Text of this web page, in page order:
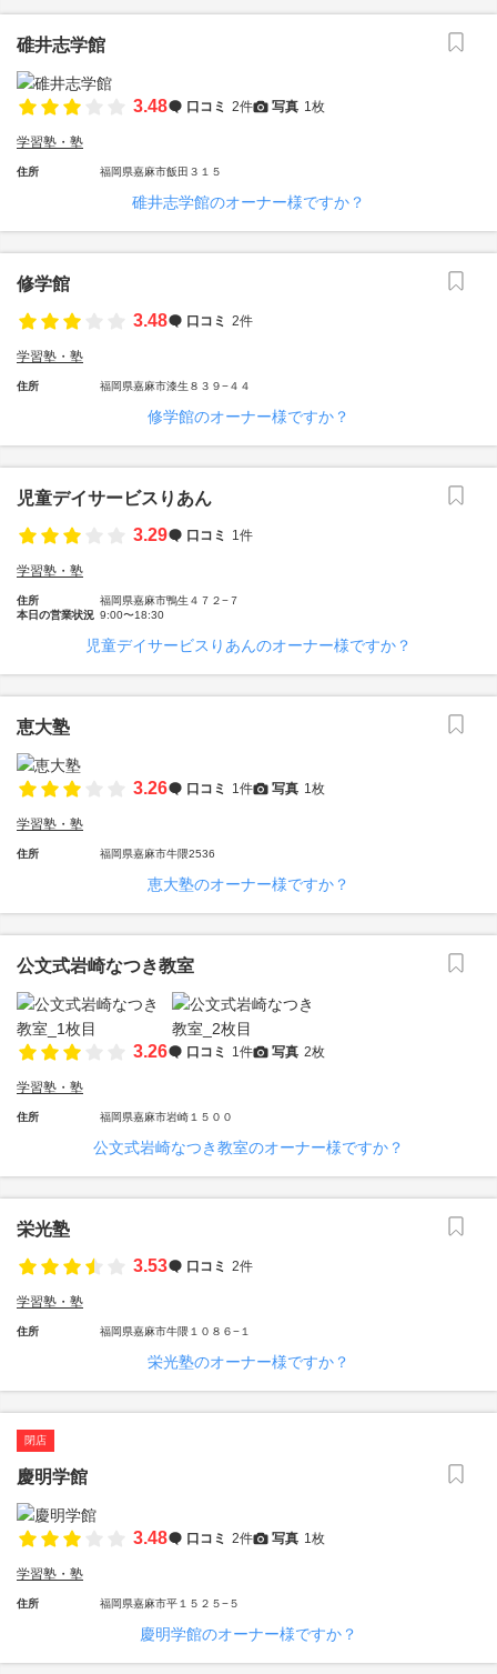
碓井志学館
3.48 口コミ 2件 写真 1枚
学習塾・塾
住所 福岡県嘉麻市飯田３１５
碓井志学館のオーナー様ですか？
修学館
3.48
口コミ 2件
学習塾・塾
住所 福岡県嘉麻市漆生８３９−４４
修学館のオーナー様ですか？
児童デイサービスりあん
3.29
口コミ 1件
学習塾・塾
住所
福岡県嘉麻市鴨生４７２−７
本日の営業状況 9:00〜18:30
児童デイサービスりあんのオーナー様ですか？
恵大塾
3.26 口コミ 1件 写真 1枚
学習塾・塾
住所 福岡県嘉麻市牛隈2536
恵大塾のオーナー様ですか？
公文式岩崎なつき教室
3.26 口コミ 1件 写真 2枚
学習塾・塾
住所 福岡県嘉麻市岩崎１５００
公文式岩崎なつき教室のオーナー様ですか？
栄光塾
3.53
口コミ 2件
学習塾・塾
住所 福岡県嘉麻市牛隈１０８６−１
栄光塾のオーナー様ですか？
閉店
慶明学館
3.48 口コミ 2件 写真 1枚
学習塾・塾
住所 福岡県嘉麻市平１５２５−５
慶明学館のオーナー様ですか？